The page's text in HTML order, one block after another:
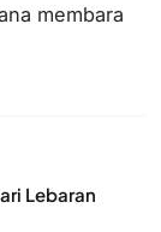
membara
Lebaran